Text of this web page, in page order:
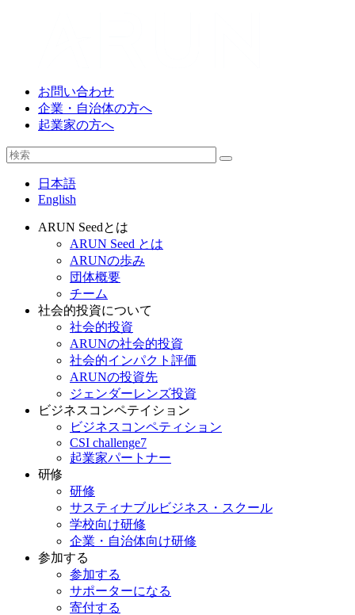
お問い合わせ
企業・自治体の方へ
起業家の方へ
日本語
English
ARUN Seedとは
ARUN Seed とは
ARUNの歩み
団体概要
チーム
社会的投資について
社会的投資
ARUNの社会的投資
社会的インパクト評価
ARUNの投資先
ジェンダーレンズ投資
ビジネスコンペテイション
ビジネスコンペティション
CSI challenge7
起業家パートナー
研修
研修
サスティナブルビジネス・スクール
学校向け研修
企業・自治体向け研修
参加する
参加する
サポーターになる
寄付する